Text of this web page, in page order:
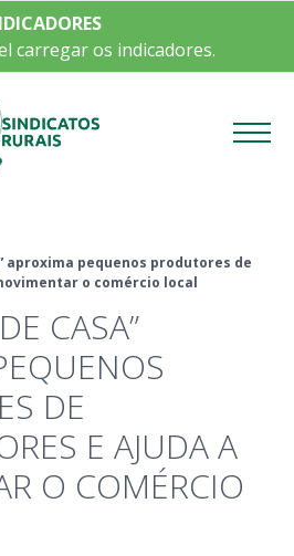
carregar os indicadores.
aproxima pequenos produtores de
o comércio local
CASA”
DE
E AJUDA A
O COMÉRCIO